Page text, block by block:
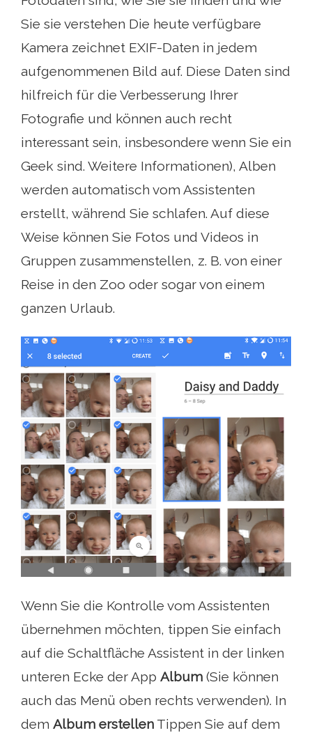
Sie sie verstehen Die heute verfügbare
Kamera zeichnet EXIF-Daten in jedem
aufgenommenen Bild auf. Diese Daten sind
hilfreich für die Verbesserung Ihrer
Fotografie und können auch recht
interessant sein, insbesondere wenn Sie ein
Geek sind. Weitere Informationen), Alben
werden automatisch vom Assistenten
erstellt, während Sie schlafen. Auf diese
Weise können Sie Fotos und Videos in
Gruppen zusammenstellen, z. B. von einer
Reise in den Zoo oder sogar von einem
ganzen Urlaub.
Wenn Sie die Kontrolle vom Assistenten
übernehmen möchten, tippen Sie einfach
auf die Schaltfläche Assistent in der linken
unteren Ecke der App Album (Sie können
auch das Menü oben rechts verwenden). In
dem Album erstellen Tippen Sie auf dem